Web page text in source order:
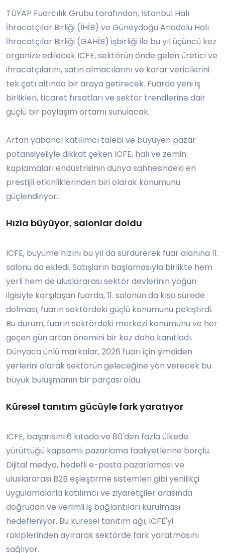
TÜYAP Fuarcılık Grubu tarafından, İstanbul Halı
İhracatçılar Birliği (İHİB) ve Güneydoğu Anadolu Halı
İhracatçılar Birliği (GAHİB) işbirliği ile bu yıl üçüncü kez
organize edilecek ICFE, sektörün önde gelen üretici ve
ihracatçılarını, satın almacılarını ve karar vericilerini
tek çatı altında bir araya getirecek. Fuarda yeni iş
birlikleri, ticaret fırsatları ve sektör trendlerine dair
güçlü bir paylaşım ortamı sunulacak.
Artan yabancı katılımcı talebi ve büyüyen pazar
potansiyeliyle dikkat çeken ICFE, halı ve zemin
kaplamaları endüstrisinin dünya sahnesindeki en
prestijli etkinliklerinden biri olarak konumunu
güçlendiriyor.
Hızla büyüyor, salonlar doldu
ICFE, büyüme hızını bu yıl da sürdürerek fuar alanına 11.
salonu da ekledi. Satışların başlamasıyla birlikte hem
yerli hem de uluslararası sektör devlerinin yoğun
ilgisiyle karşılaşan fuarda, 11. salonun da kısa sürede
dolması, fuarın sektördeki güçlü konumunu pekiştirdi.
Bu durum, fuarın sektördeki merkezi konumunu ve her
geçen gün artan önemini bir kez daha kanıtladı.
Dünyaca ünlü markalar, 2026 fuarı için şimdiden
yerlerini alarak sektörün geleceğine yön verecek bu
büyük buluşmanın bir parçası oldu.
Küresel tanıtım gücüyle fark yaratıyor
ICFE, başarısını 6 kıtada ve 80'den fazla ülkede
yürüttüğü kapsamlı pazarlama faaliyetlerine borçlu.
Dijital medya, hedefli e-posta pazarlaması ve
uluslararası B2B eşleştirme sistemleri gibi yenilikçi
uygulamalarla katılımcı ve ziyaretçiler arasında
doğrudan ve verimli iş bağlantıları kurulması
hedefleniyor. Bu küresel tanıtım ağı, ICFE'yi
rakiplerinden ayırarak sektörde fark yaratmasını
sağlıyor.